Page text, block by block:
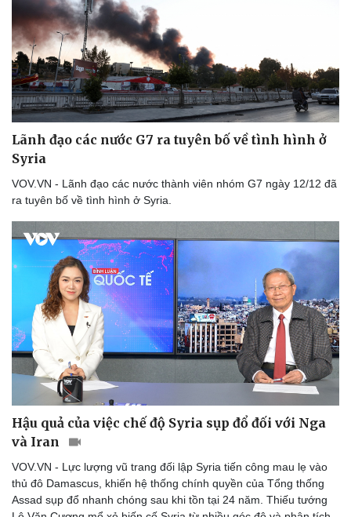
Doanh nghiệp
Thông tin doanh nghiệp
Doanh nghiệp 24h
Vì cộng đồng
Công nghệ
Sành điệu
Tin Công nghệ
Chuyển đổi số
Lãnh đạo các nước G7 ra tuyên bố về tình hình ở
Syria
VOV.VN - Lãnh đạo các nước thành viên nhóm G7 ngày 12/12 đã
ra tuyên bố về tình hình ở Syria.
Hậu quả của việc chế độ Syria sụp đổ đối với Nga
và Iran
VOV.VN - Lực lượng vũ trang đối lập Syria tiến công mau lẹ vào
thủ đô Damascus, khiến hệ thống chính quyền của Tổng thống
Assad sụp đổ nhanh chóng sau khi tồn tại 24 năm. Thiếu tướng